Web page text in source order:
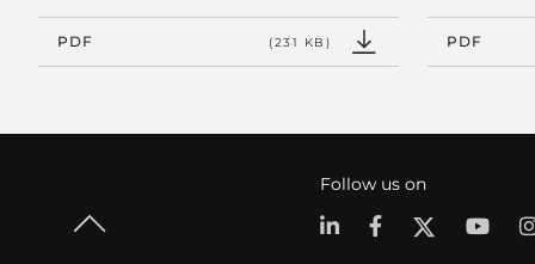
PDF (231 KB) PDF
Follow us on